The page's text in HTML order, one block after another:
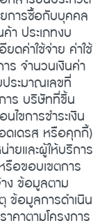
การซื้อกับบุคคล
า ประเภทงบ
ดค่าใช้จ่าย ค่าใช้
ร จำนวนเงินค่า
ระมาณเลขที่
าร บริษัทที่ขึ้น
ไขการชำระเงิน
ดเดรส หรือคุกกี้)
ยและผู้ให้บริการ
อขอบเขตการ
ง ข้อมูลตาม
ข้อมูลการดำเนิน